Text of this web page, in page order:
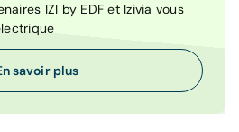
IZI by EDF et Izivia vous
savoir plus